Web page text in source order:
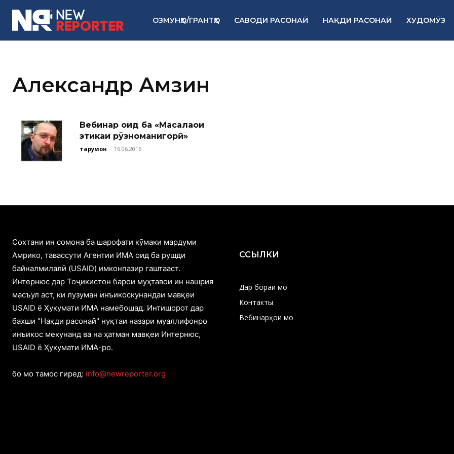
ОЗМУНҲО/ГРАНТҲО САВОДИ РАСОНАӢ НАҚДИ РАСОНАӢ ХУДОМӮЗ
Александр Амзин
Вебинар оид ба «Масалаҳои
этикаи рўзноманигорӣ»
тарҷумон - 16.06.2016
Cохтани ин сомона ба шарофати кӯмаки мардуми
Амрико, тавассути Агентии ИМА оид ба рушди
байналмилалӣ (USAID) имконпазир гаштааст.
Интернюс дар Тоҷикистон барои муҳтавои ин нашрия
масъул аст, ки лузуман инъикоскунандаи мавқеи
USAID ё Ҳукумати ИМА намебошад. Интишорот дар
бахши "Нақди расонаӣ" нуқтаи назари муаллифонро
инъикос мекунанд ва на ҳатман мавқеи Интернюс,
USAID ё Ҳукумати ИМА-ро.
бо мо тамос гиред: info@newreporter.org
ССЫЛКИ
Дар бораи мо
Контакты
Вебинарҳои мо